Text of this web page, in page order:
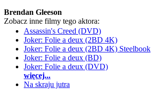
Brendan Gleeson
Zobacz inne filmy tego aktora:
Assassin's Creed (DVD)
Joker: Folie a deux (2BD 4K)
Joker: Folie a deux (2BD 4K) Steelbook
Joker: Folie a deux (BD)
Joker: Folie a deux (DVD)
więcej...
Na skraju jutra